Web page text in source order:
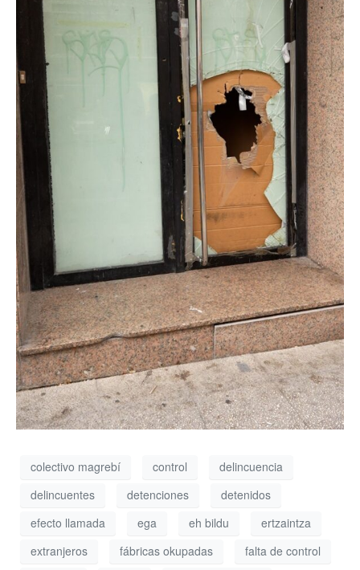
colectivo magrebí control
delincuencia
delincuentes
detenciones
detenidos
efecto llamada
ega eh bildu
ertzaintza
extranjeros
fábricas okupadas
falta de control